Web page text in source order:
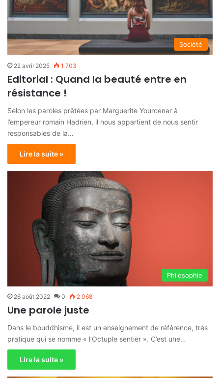
Société
22 avril 2025 1 703
Editorial : Quand la beauté entre en
résistance !
Selon les paroles prêtées par Marguerite Yourcenar à
l’empereur romain Hadrien, il nous appartient de nous sentir
responsables de la…
Lire la suite »
Philosophie
26 août 2022 0 2 068
Une parole juste
Dans le bouddhisme, il est un enseignement de référence, très
pratique qui se nomme « l’Octuple sentier ». C’est une…
Lire la suite »